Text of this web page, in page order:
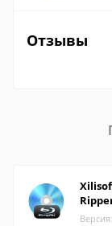
Отзывы